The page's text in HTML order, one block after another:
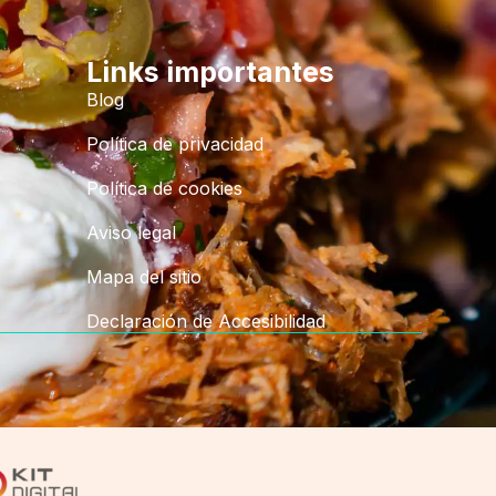
Links importantes
Blog
Política de privacidad
Política de cookies
Aviso legal
Mapa del sitio
Declaración de Accesibilidad